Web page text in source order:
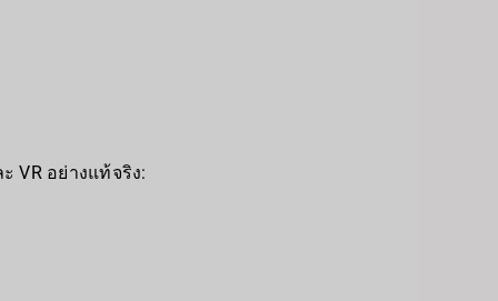
VR อย่างแท้จริง: